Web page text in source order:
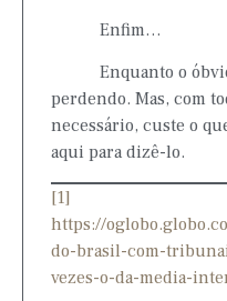
Enfim…
Enquanto o óbvio
perdendo. Mas, com
necessário, custe o
aqui para dizê-lo.
[1]
https://
do-brasil-com-
vezes-o-da-media-